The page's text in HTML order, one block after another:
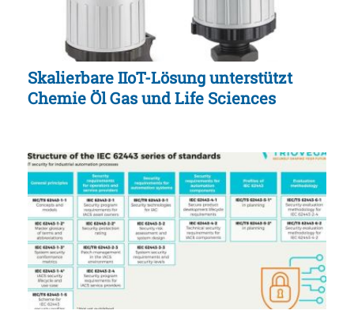
Skalierbare IIoT-Lösung unterstützt
Chemie Öl Gas und Life Sciences